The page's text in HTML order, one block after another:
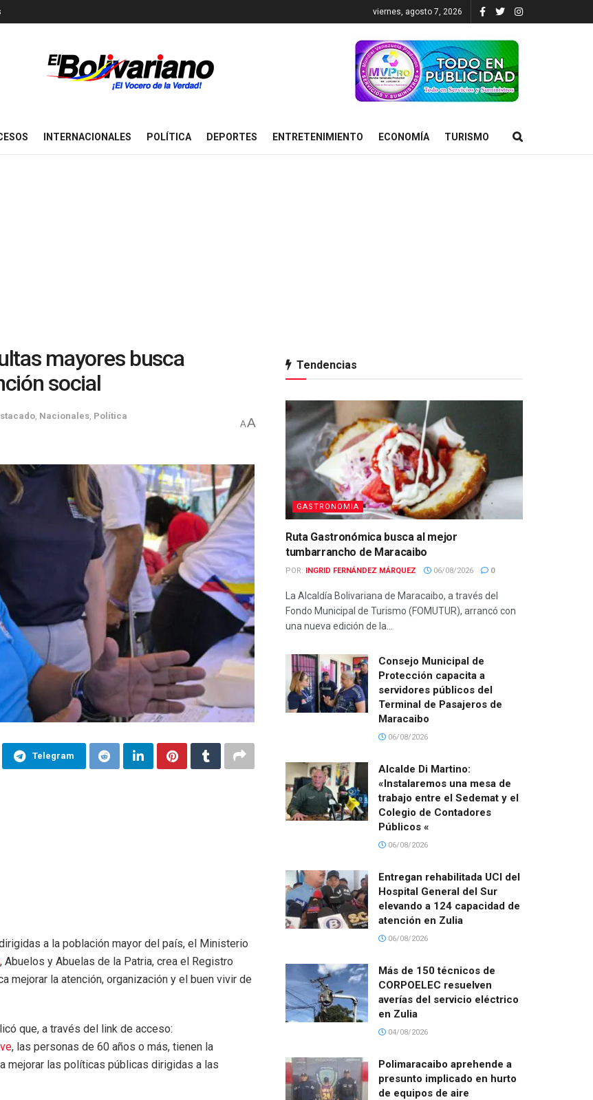
viernes, agosto 7, 2026
INTERNACIONALES POLÍTICA DEPORTES ENTRETENIMIENTO ECONOMÍA TURISMO
mayores busca
social
Nacionales Política
AA
Telegram
a la población mayor del país, el Ministerio
, Abuelos y Abuelas de la Patria, crea el Registro
mejorar la atención, organización y el buen vivir de
que, a través del link de acceso:
, las personas de 60 años o más, tienen la
mejorar las políticas públicas dirigidas a las
Tendencias
GASTRONOMIA
Ruta Gastronómica busca al mejor
tumbarrancho de Maracaibo
POR: INGRID FERNÁNDEZ MÁRQUEZ 06/08/2026 0
La Alcaldía Bolivariana de Maracaibo, a través del
Fondo Municipal de Turismo (FOMUTUR), arrancó con
una nueva edición de la...
Consejo Municipal de
Protección capacita a
servidores públicos del
Terminal de Pasajeros de
Maracaibo
06/08/2026
Alcalde Di Martino:
«Instalaremos una mesa de
trabajo entre el Sedemat y el
Colegio de Contadores
Públicos «
06/08/2026
Entregan rehabilitada UCI del
Hospital General del Sur
elevando a 124 capacidad de
atención en Zulia
06/08/2026
Más de 150 técnicos de
CORPOELEC resuelven
averías del servicio eléctrico
en Zulia
04/08/2026
Polimaracaibo aprehende a
presunto implicado en hurto
de equipos de aire